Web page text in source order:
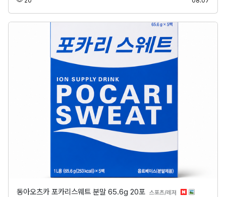
동아오츠카 포카리스웨트 분말 65.6g 20포 스포츠/레저 분류